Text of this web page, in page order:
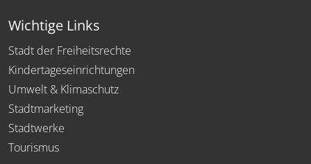
Wichtige Links
Stadt der Freiheitsrechte
Kindertageseinrichtungen
Umwelt & Klimaschutz
Stadtmarketing
Stadtwerke
Tourismus